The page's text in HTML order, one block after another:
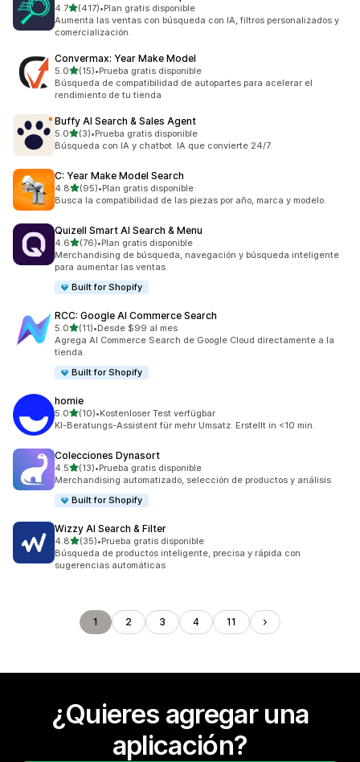
4.7de 5 estrellas
(417)
417 reseñas en total
•Plan gratis disponible
Aumenta las ventas con búsqueda con IA, filtros personalizados y
comercialización.
Convermax: Year Make Model
5.0de 5 estrellas
(15)
15 reseñas en total
•Prueba gratis disponible
Búsqueda de compatibilidad de autopartes para acelerar el
rendimiento de tu tienda
Buffy AI Search & Sales Agent
5.0de 5 estrellas
(3)
3 reseñas en total
•Prueba gratis disponible
Búsqueda con IA y chatbot. IA que convierte 24/7.
C: Year Make Model Search
4.8de 5 estrellas
(95)
95 reseñas en total
•Plan gratis disponible
Busca la compatibilidad de las piezas por año, marca y modelo.
Quizell Smart AI Search & Menu
4.6de 5 estrellas
(76)
76 reseñas en total
•Plan gratis disponible
Merchandising de búsqueda, navegación y búsqueda inteligente
para aumentar las ventas
Built for Shopify
RCC: Google AI Commerce Search
5.0de 5 estrellas
(11)
11 reseñas en total
•Desde $99 al mes
Agrega AI Commerce Search de Google Cloud directamente a la
tienda.
Built for Shopify
homie
5.0de 5 estrellas
(10)
10 reseñas en total
•Kostenloser Test verfügbar
KI-Beratungs-Assistent für mehr Umsatz. Erstellt in <10 min.
Colecciones Dynasort
4.5de 5 estrellas
(13)
13 reseñas en total
•Prueba gratis disponible
Merchandising automatizado, selección de productos y análisis
Built for Shopify
Wizzy AI Search & Filter
4.8de 5 estrellas
(35)
35 reseñas en total
•Prueba gratis disponible
Búsqueda de productos inteligente, precisa y rápida con
sugerencias automáticas
1 2 3 4 11
¿Quieres agregar una
aplicación?